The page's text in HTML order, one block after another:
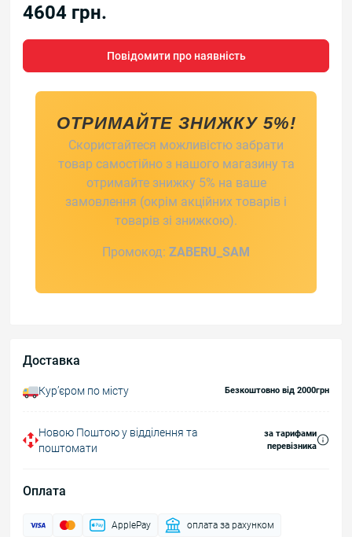
4604 грн.
Повідомити про наявність
ОТРИМАЙТЕ ЗНИЖКУ 5%!
Скористайтеся можливістю забрати
товар самостійно з нашого магазину та
отримайте знижку 5% на ваше
замовлення (окрім акційних товарів і
товарів зі знижкою).
Промокод: ZABERU_SAM
Доставка
Курʼєром по місту Безкоштовно від 2000грн
Новою Поштою у відділення та
поштомати
за тарифами
перевізника
Оплата
ApplePay оплата за рахунком